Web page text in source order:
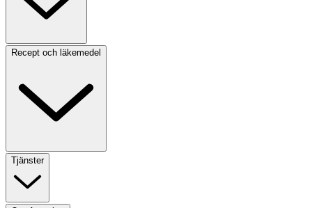
Recept och läkemedel
Tjänster